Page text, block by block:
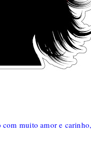
muito amor e